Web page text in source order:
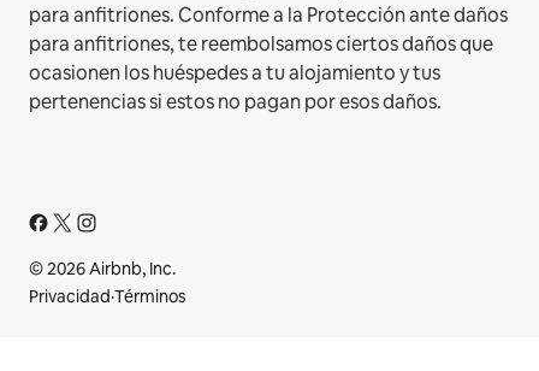
para anfitriones. Conforme a la Protección ante daños
para anfitriones, te reembolsamos ciertos daños que
ocasionen los huéspedes a tu alojamiento y tus
pertenencias si estos no pagan por esos daños.
© 2026 Airbnb, Inc.
Privacidad·Términos